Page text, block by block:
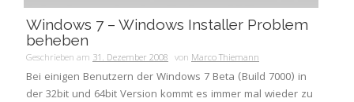
Windows 7 – Windows Installer Problem
beheben
Geschrieben am 31. Dezember 2008 von Marco Thiemann
Bei einigen Benutzern der Windows 7 Beta (Build 7000) in
der 32bit und 64bit Version kommt es immer mal wieder zu